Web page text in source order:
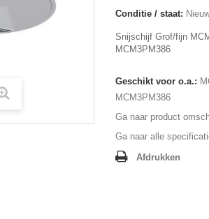
Conditie / staat:
Snijschijf Grof/fijn
MCM3PM386
Geschikt voor o.a.:
MCM3PM386
Ga naar product
Ga naar alle
Afdrukken